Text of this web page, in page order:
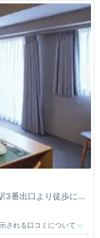
3番出口より徒歩に
される口コミについて